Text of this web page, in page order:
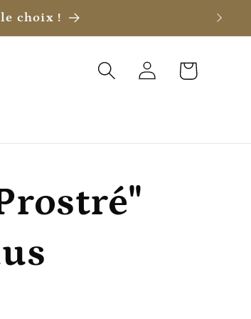
choix !
Connexion Panier